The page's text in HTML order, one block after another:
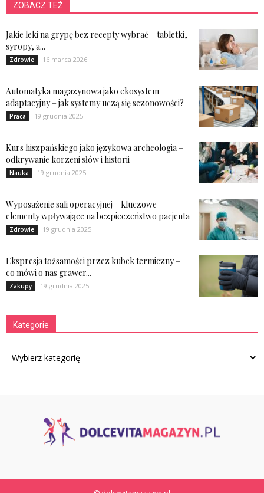
ZOBACZ TEŻ
Jakie leki na grypę bez recepty wybrać – tabletki,
syropy, a...
Zdrowie 16 marca 2026
Automatyka magazynowa jako ekosystem
adaptacyjny – jak systemy uczą się sezonowości?
Praca 19 grudnia 2025
Kurs hiszpańskiego jako językowa archeologia –
odkrywanie korzeni słów i historii
Nauka 19 grudnia 2025
Wyposażenie sali operacyjnej – kluczowe
elementy wpływające na bezpieczeństwo pacjenta
Zdrowie 19 grudnia 2025
Ekspresja tożsamości przez kubek termiczny –
co mówi o nas grawer...
Zakupy 19 grudnia 2025
Kategorie
Kategorie